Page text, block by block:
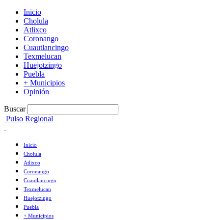
Inicio
Cholula
Atlixco
Coronango
Cuautlancingo
Texmelucan
Huejotzingo
Puebla
+ Municipios
Opinión
Buscar
Pulso Regional
Inicio
Cholula
Atlixco
Coronango
Cuautlancingo
Texmelucan
Huejotzingo
Puebla
+ Municipios